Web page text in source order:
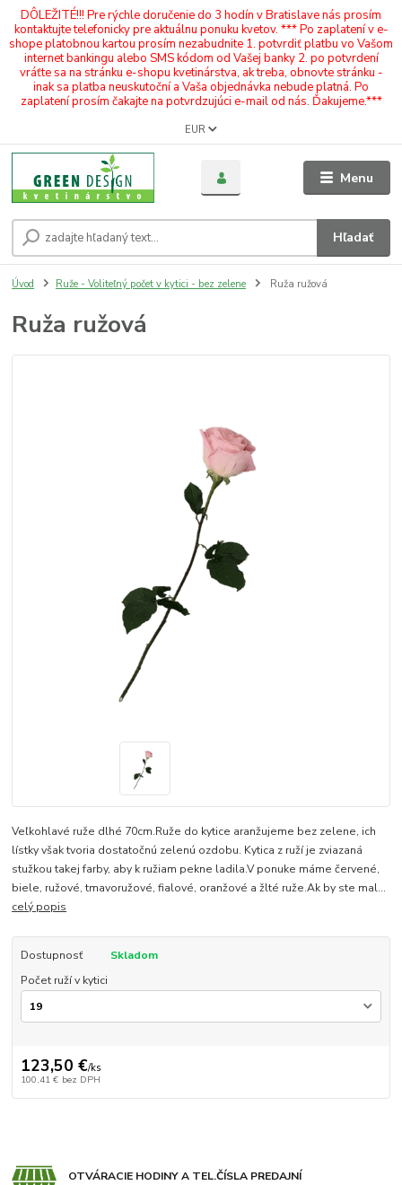
DÔLEŽITÉ!!! Pre rýchle doručenie do 3 hodín v Bratislave nás prosím
kontaktujte telefonicky pre aktuálnu ponuku kvetov. *** Po zaplatení v e-
shope platobnou kartou prosím nezabudnite 1. potvrdiť platbu vo Vašom
internet bankingu alebo SMS kódom od Vašej banky 2. po potvrdení
vráťte sa na stránku e-shopu kvetinárstva, ak treba, obnovte stránku -
inak sa platba neuskutoční a Vaša objednávka nebude platná. Po
zaplatení prosím čakajte na potvrdzujúci e-mail od nás. Ďakujeme.***
Menu
EUR
Hľadať
Úvod Ruže - Voliteľný počet v kytici - bez zelene Ruža ružová
Ruža ružová
Veľkohlavé ruže dlhé 70cm.Ruže do kytice aranžujeme bez zelene, ich
lístky však tvoria dostatočnú zelenú ozdobu. Kytica z ruží je zviazaná
stužkou takej farby, aby k ružiam pekne ladila.V ponuke máme červené,
biele, ružové, tmavoružové, fialové, oranžové a žlté ruže.Ak by ste mal...
celý popis
Dostupnosť
Skladom
Počet ruží v kytici
123,50 €/ks
100,41 € bez DPH
OTVÁRACIE HODINY A TEL.ČÍSLA PREDAJNÍ